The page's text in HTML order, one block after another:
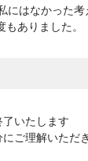
にはなかった
ありました。
いたします
ご理解いただ